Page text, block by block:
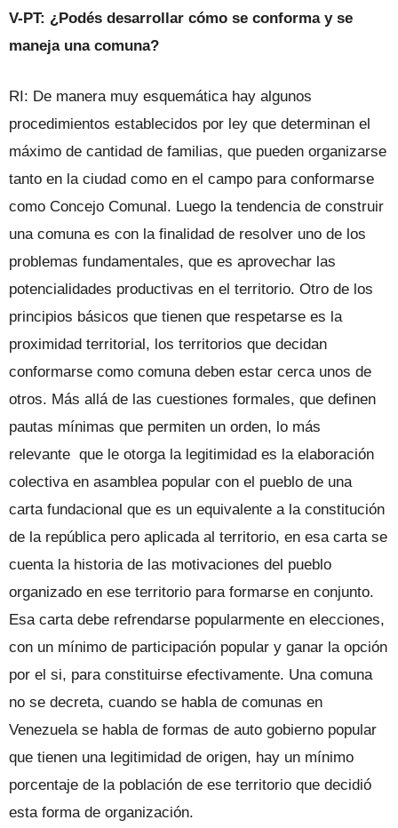
V-PT: ¿Podés desarrollar cómo se conforma y se
maneja una comuna?
RI: De manera muy esquemática hay algunos
procedimientos establecidos por ley que determinan el
máximo de cantidad de familias, que pueden organizarse
tanto en la ciudad como en el campo para conformarse
como Concejo Comunal. Luego la tendencia de construir
una comuna es con la finalidad de resolver uno de los
problemas fundamentales, que es aprovechar las
potencialidades productivas en el territorio. Otro de los
principios básicos que tienen que respetarse es la
proximidad territorial, los territorios que decidan
conformarse como comuna deben estar cerca unos de
otros. Más allá de las cuestiones formales, que definen
pautas mínimas que permiten un orden, lo más
relevante que le otorga la legitimidad es la elaboración
colectiva en asamblea popular con el pueblo de una
carta fundacional que es un equivalente a la constitución
de la república pero aplicada al territorio, en esa carta se
cuenta la historia de las motivaciones del pueblo
organizado en ese territorio para formarse en conjunto.
Esa carta debe refrendarse popularmente en elecciones,
con un mínimo de participación popular y ganar la opción
por el si, para constituirse efectivamente. Una comuna
no se decreta, cuando se habla de comunas en
Venezuela se habla de formas de auto gobierno popular
que tienen una legitimidad de origen, hay un mínimo
porcentaje de la población de ese territorio que decidió
esta forma de organización.